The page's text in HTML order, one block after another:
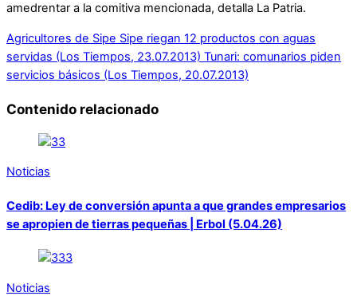
amedrentar a la comitiva mencionada, detalla La Patria.
Agricultores de Sipe Sipe riegan 12 productos con aguas
servidas (Los Tiempos, 23.07.2013) Tunari: comunarios piden
servicios básicos (Los Tiempos, 20.07.2013)
Contenido relacionado
Noticias
Cedib: Ley de conversión apunta a que grandes empresarios
se apropien de tierras pequeñas | Erbol (5.04.26)
Noticias